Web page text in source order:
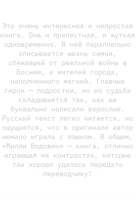
Это очень интересная и непростая
книга. Она и прелестная, и жуткая
одновременно. В ней параллельно
описывается жизнь семьи,
сбежавшей от реальной войны в
Боснии, и жителей города,
наполненного магией. Главные
герои — подростки, но их судьба
складывается так, как ее
буквально написали взрослые.
Русский текст легко читается, но
ощущается, что в оригинале автор
немало играла с языком. В общем,
«Милли Водович» — книга, отлично
играющая на контрастах, которые
так хорошо удалось передать
переводчику!